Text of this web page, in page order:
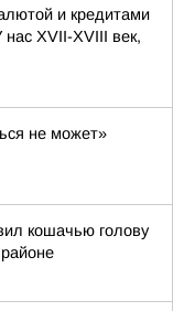
и кредитами
XVII-XVIII век,
не может»
кошачью голову